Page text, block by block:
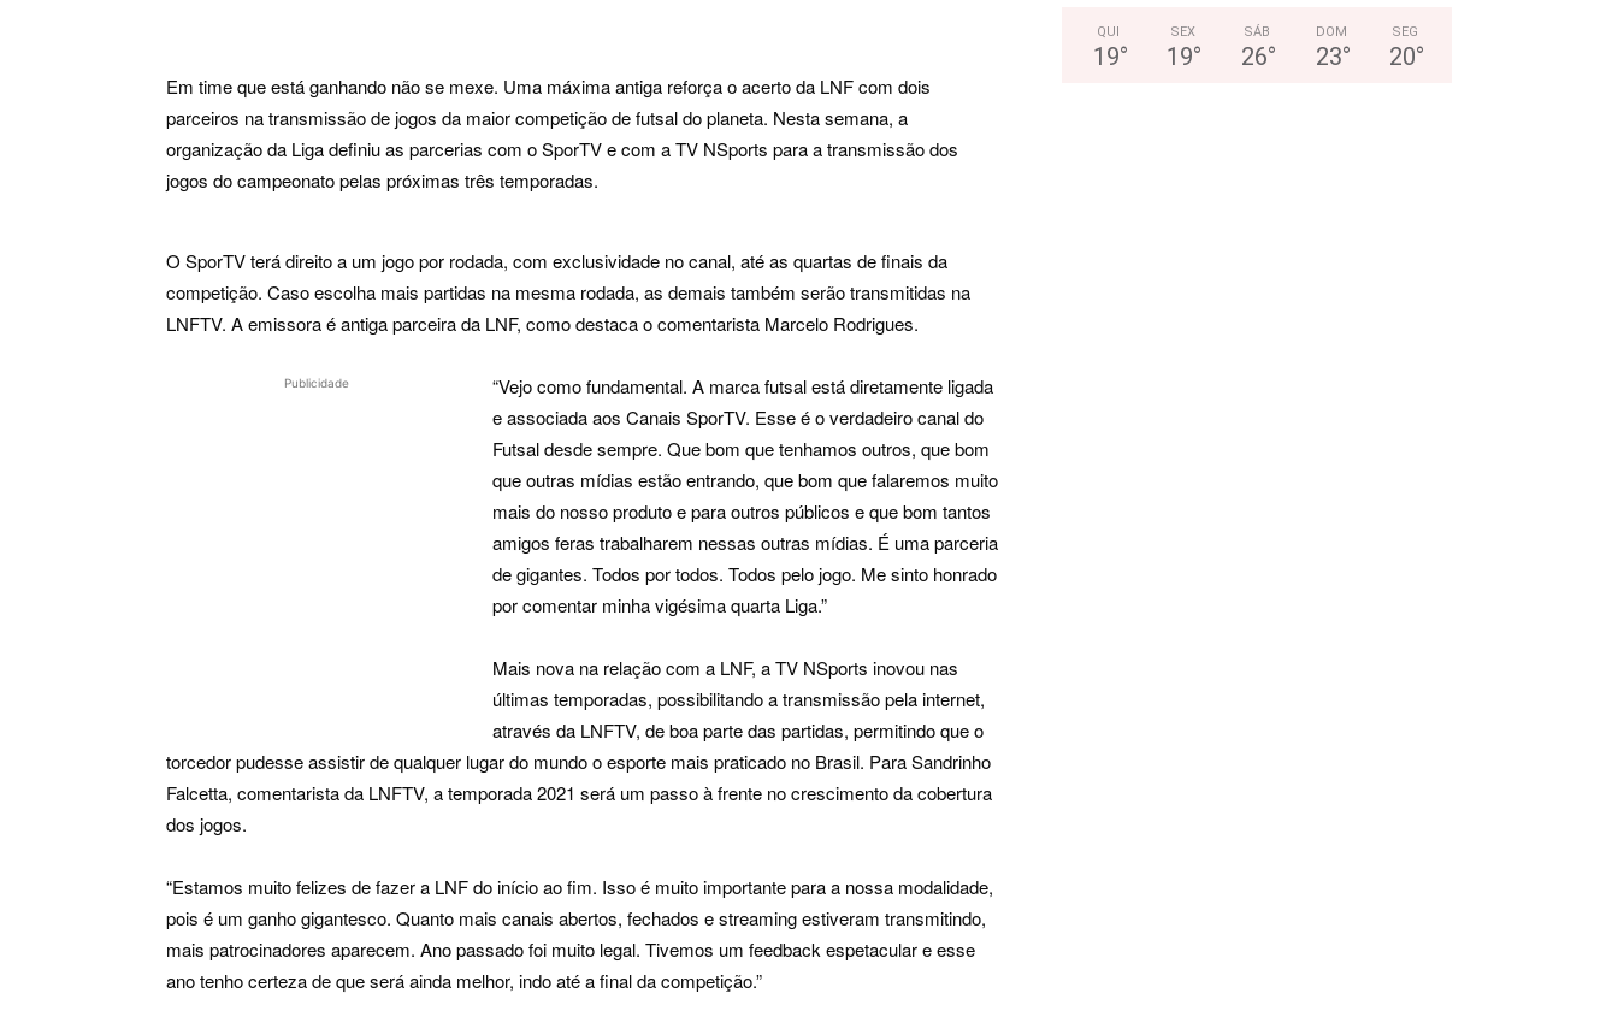
Em time que está ganhando não se mexe. Uma máxima antiga reforça o acerto da LNF com dois
parceiros na transmissão de jogos da maior competição de futsal do planeta. Nesta semana, a
organização da Liga definiu as parcerias com o SporTV e com a TV NSports para a transmissão dos
jogos do campeonato pelas próximas três temporadas.
O SporTV terá direito a um jogo por rodada, com exclusividade no canal, até as quartas de finais da
competição. Caso escolha mais partidas na mesma rodada, as demais também serão transmitidas na
LNFTV. A emissora é antiga parceira da LNF, como destaca o comentarista Marcelo Rodrigues.
Publicidade
“Vejo como fundamental. A marca futsal está diretamente ligada
e associada aos Canais SporTV. Esse é o verdadeiro canal do
Futsal desde sempre. Que bom que tenhamos outros, que bom
que outras mídias estão entrando, que bom que falaremos muito
mais do nosso produto e para outros públicos e que bom tantos
amigos feras trabalharem nessas outras mídias. É uma parceria
de gigantes. Todos por todos. Todos pelo jogo. Me sinto honrado
por comentar minha vigésima quarta Liga.”
Mais nova na relação com a LNF, a TV NSports inovou nas
últimas temporadas, possibilitando a transmissão pela internet,
através da LNFTV, de boa parte das partidas, permitindo que o
torcedor pudesse assistir de qualquer lugar do mundo o esporte mais praticado no Brasil. Para Sandrinho
Falcetta, comentarista da LNFTV, a temporada 2021 será um passo à frente no crescimento da cobertura
dos jogos.
“Estamos muito felizes de fazer a LNF do início ao fim. Isso é muito importante para a nossa modalidade,
pois é um ganho gigantesco. Quanto mais canais abertos, fechados e streaming estiveram transmitindo,
mais patrocinadores aparecem. Ano passado foi muito legal. Tivemos um feedback espetacular e esse
ano tenho certeza de que será ainda melhor, indo até a final da competição.”
QUI
19°
SEX
19°
SÁB
26°
DOM
23°
SEG
20°